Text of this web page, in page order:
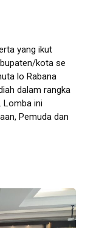
yang ikut
kota se
lo Rabana
dalam rangka
Lomba ini
Pemuda dan